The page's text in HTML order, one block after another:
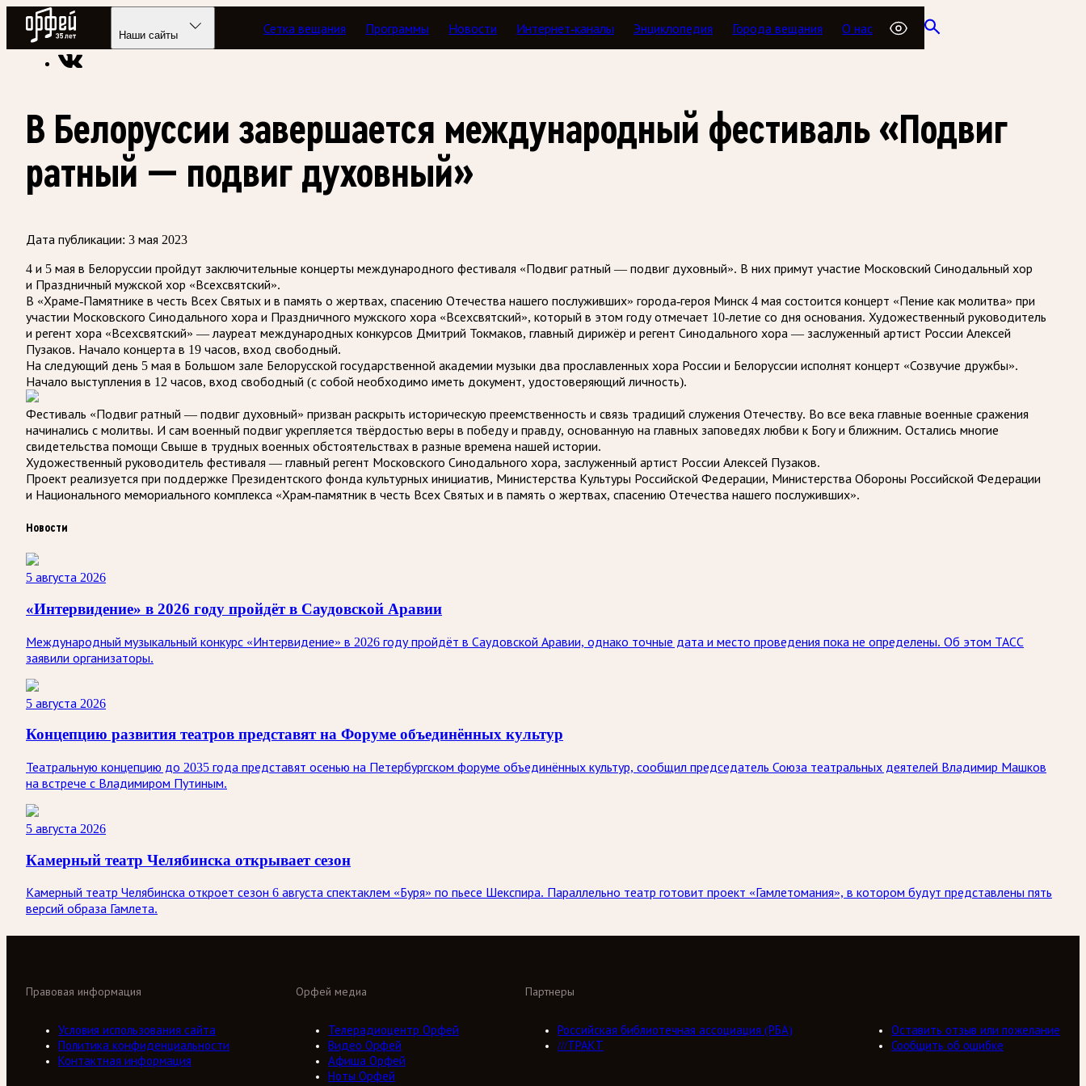
Радио Орфей
Наши сайты Сетка вещания Программы Новости Интернет-каналы Энциклопедия Города вещания О нас
Радио классической музыки «Орфей» Новости
В Белоруссии завершается международный фестиваль «Подвиг
ратный — подвиг духовный»
Дата публикации: 3 мая 2023
4 и 5 мая в Белоруссии пройдут заключительные концерты международного фестиваля «Подвиг ратный — подвиг духовный». В них примут участие Московский Синодальный хор
и Праздничный мужской хор «Всехсвятский».
В «Храме-Памятнике в честь Всех Святых и в память о жертвах, спасению Отечества нашего послуживших» города-героя Минск 4 мая состоится концерт «Пение как молитва» при
участии Московского Синодального хора и Праздничного мужского хора «Всехсвятский», который в этом году отмечает 10-летие со дня основания. Художественный руководитель
и регент хора «Всехсвятский» — лауреат международных конкурсов Дмитрий Токмаков, главный дирижёр и регент Синодального хора — заслуженный артист России Алексей
Пузаков. Начало концерта в 19 часов, вход свободный.
На следующий день 5 мая в Большом зале Белорусской государственной академии музыки два прославленных хора России и Белоруссии исполнят концерт «Созвучие дружбы».
Начало выступления в 12 часов, вход свободный (с собой необходимо иметь документ, удостоверяющий личность).
Фестиваль «Подвиг ратный — подвиг духовный» призван раскрыть историческую преемственность и связь традиций служения Отечеству. Во все века главные военные сражения
начинались с молитвы. И сам военный подвиг укрепляется твёрдостью веры в победу и правду, основанную на главных заповедях любви к Богу и ближним. Остались многие
свидетельства помощи Свыше в трудных военных обстоятельствах в разные времена нашей истории.
Художественный руководитель фестиваля — главный регент Московского Синодального хора, заслуженный артист России Алексей Пузаков.
Проект реализуется при поддержке Президентского фонда культурных инициатив, Министерства Культуры Российской Федерации, Министерства Обороны Российской Федерации
и Национального мемориального комплекса «Храм-памятник в честь Всех Святых и в память о жертвах, спасению Отечества нашего послуживших».
Новости
5 августа 2026
«Интервидение» в 2026 году пройдёт в Саудовской Аравии
Международный музыкальный конкурс «Интервидение» в 2026 году пройдёт в Саудовской Аравии, однако точные дата и место проведения пока не определены. Об этом ТАСС
заявили организаторы.
5 августа 2026
Концепцию развития театров представят на Форуме объединённых культур
Театральную концепцию до 2035 года представят осенью на Петербургском форуме объединённых культур, сообщил председатель Союза театральных деятелей Владимир Машков
на встрече с Владимиром Путиным.
5 августа 2026
Камерный театр Челябинска открывает сезон
Камерный театр Челябинска откроет сезон 6 августа спектаклем «Буря» по пьесе Шекспира. Параллельно театр готовит проект «Гамлетомания», в котором будут представлены пять
версий образа Гамлета.
Орфей медиа
Телерадиоцентр Орфей
Видео Орфей
Афиша Орфей
Ноты Орфей
Партнеры
Российская библиотечная ассоциация (РБА)
///ТРАКТ
Правовая информация
Условия использования сайта
Политика конфиденциальности
Контактная информация
Оставить отзыв или пожелание
Сообщить об ошибке